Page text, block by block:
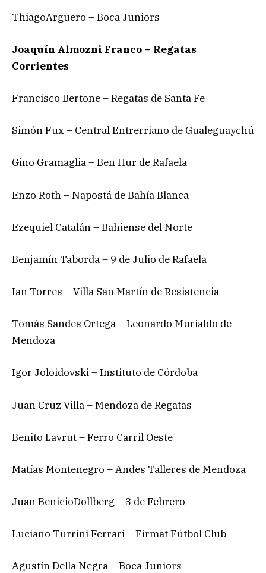
ThiagoArguero – Boca Juniors
Joaquín Almozni Franco – Regatas
Corrientes
Francisco Bertone – Regatas de Santa Fe
Simón Fux – Central Entrerriano de Gualeguaychú
Gino Gramaglia – Ben Hur de Rafaela
Enzo Roth – Napostá de Bahía Blanca
Ezequiel Catalán – Bahiense del Norte
Benjamín Taborda – 9 de Julio de Rafaela
Ian Torres – Villa San Martín de Resistencia
Tomás Sandes Ortega – Leonardo Murialdo de
Mendoza
Igor Joloidovski – Instituto de Córdoba
Juan Cruz Villa – Mendoza de Regatas
Benito Lavrut – Ferro Carril Oeste
Matías Montenegro – Andes Talleres de Mendoza
Juan BenicioDollberg – 3 de Febrero
Luciano Turrini Ferrari – Firmat Fútbol Club
Agustín Della Negra – Boca Juniors